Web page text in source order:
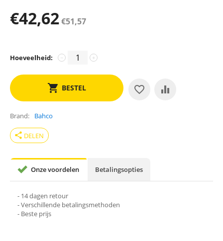
€42,62€51,57
Hoeveelheid: +
−
BESTEL
Brand Bahco
share DELEN
Onze voordelen Betalingsopties
- 14 dagen retour
- Verschillende betalingsmethoden
- Beste prijs